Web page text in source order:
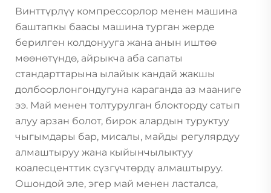
Винттүрлүү компрессорлор менен машина
баштапкы баасы машина турган жерде
берилген колдонууга жана анын иштөө
мөөнөтүндө, айрыкча аба сапаты
стандарттарына ылайык кандай жакшы
долбоорлонгондугуна караганда аз мааниге
ээ. Май менен толтурулган блокторду сатып
алуу арзан болот, бирок алардын туруктуу
чыгымдары бар, мисалы, майды регулярдуу
алмаштыруу жана кыйынчылыктуу
коалесценттик сүзгүчтөрдү алмаштыруу.
Ошондой эле, эгер май менен ласталса,